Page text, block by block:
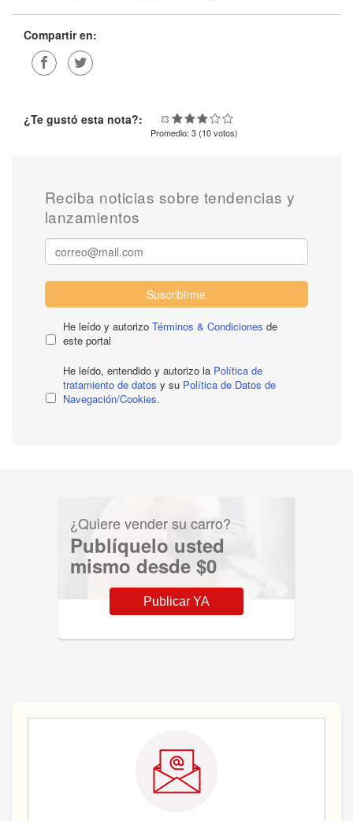
Compartir en:
¿Te gustó esta nota?:
Promedio: 3 (10votos)
Reciba noticias sobre tendencias y
lanzamientos
Suscribirme
He leído y autorizo Términos & Condiciones de
este portal
He leído, entendido y autorizo la Política de
tratamiento de datos y su Política de Datos de
Navegación/Cookies.
¿Quiere vender su carro?
Publíquelo usted
mismo desde $0
Publicar YA